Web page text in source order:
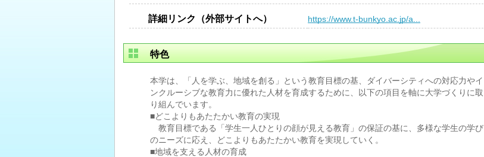
詳細リンク（外部サイトへ） https://www.t-bunkyo.ac.jp/a...
特色
本学は、「人を学ぶ、地域を創る」という教育目標の基、ダイバーシティへの対応力やイ
ンクルーシブな教育力に優れた人材を育成するために、以下の項目を軸に大学づくりに取
り組んでいます。
■どこよりもあたたかい教育の実現
教育目標である「学生一人ひとりの顔が見える教育」の保証の基に、多様な学生の学び
のニーズに応え、どこよりもあたたかい教育を実現していく。
■地域を支える人材の育成